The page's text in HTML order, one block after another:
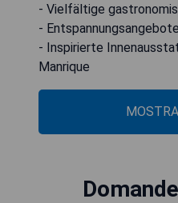
- Vielfältige
-
- Inspirierte
Manrique